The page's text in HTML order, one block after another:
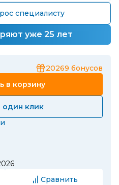
специалисту
уже 25 лет
20269 бонусов
в корзину
один клик
Сравнить